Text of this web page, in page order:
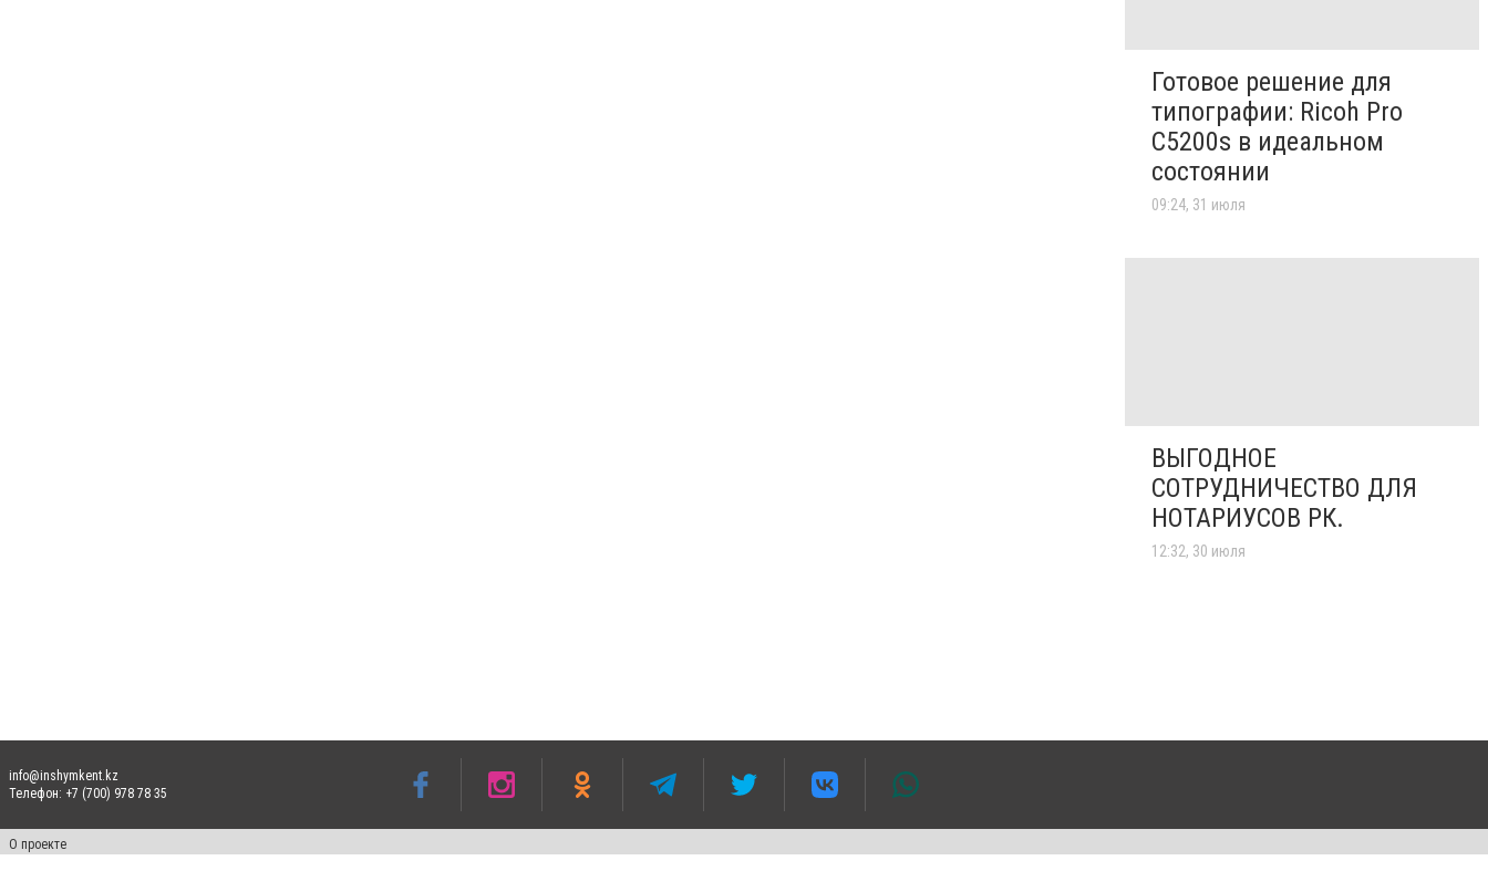
Готовое решение для
типографии: Ricoh Pro
C5200s в идеальном
состоянии
09:24, 31 июля
ВЫГОДНОЕ
СОТРУДНИЧЕСТВО ДЛЯ
НОТАРИУСОВ РК.
12:32, 30 июля
info@inshymkent.kz
Телефон: +7 (700) 978 78 35
О проекте